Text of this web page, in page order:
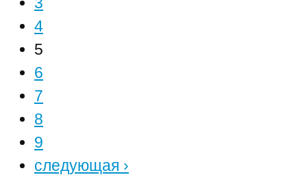
4
5
6
7
8
9
следующая ›